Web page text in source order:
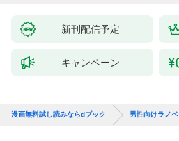
新刊配信予定
キャンペーン
漫画無料試し読みならdブック 男性向けラノベ